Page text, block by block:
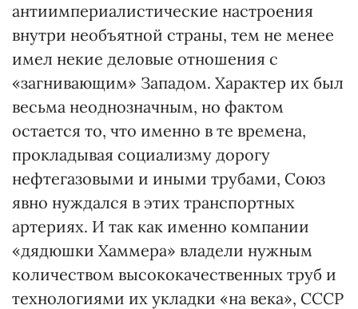
антиимпериалистические настроения
внутри необъятной страны, тем не менее
имел некие деловые отношения с
«загнивающим» Западом. Характер их был
весьма неоднозначным, но фактом
остается то, что именно в те времена,
прокладывая социализму дорогу
нефтегазовыми и иными трубами, Союз
явно нуждался в этих транспортных
артериях. И так как именно компании
«дядюшки Хаммера» владели нужным
количеством высококачественных труб и
технологиями их укладки «на века», СССР